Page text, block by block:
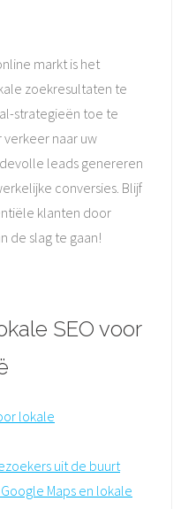
markt is het
zoekresultaten te
strategieën toe te
naar uw
leads genereren
conversies. Blijf
klanten door
de slag te gaan!
SEO voor
lokale
uit de buurt
Maps en lokale